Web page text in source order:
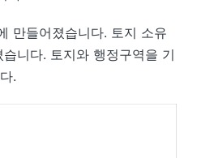
만들어졌습니다. 토지 소유
니다. 토지와 행정구역을 기
.